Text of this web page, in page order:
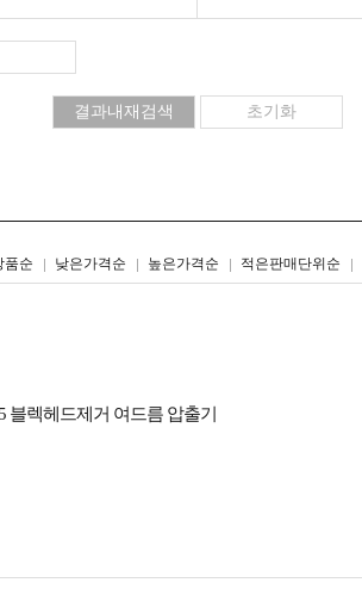
품순 낮은가격순 높은가격순 적은판매단위순
형
러리형
블렉헤드제거 여드름 압출기